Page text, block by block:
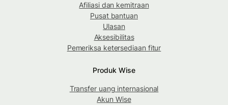
Afiliasi dan kemitraan
Pusat bantuan
Ulasan
Aksesibilitas
Pemeriksa ketersediaan fitur
Produk Wise
Transfer uang internasional
Akun Wise